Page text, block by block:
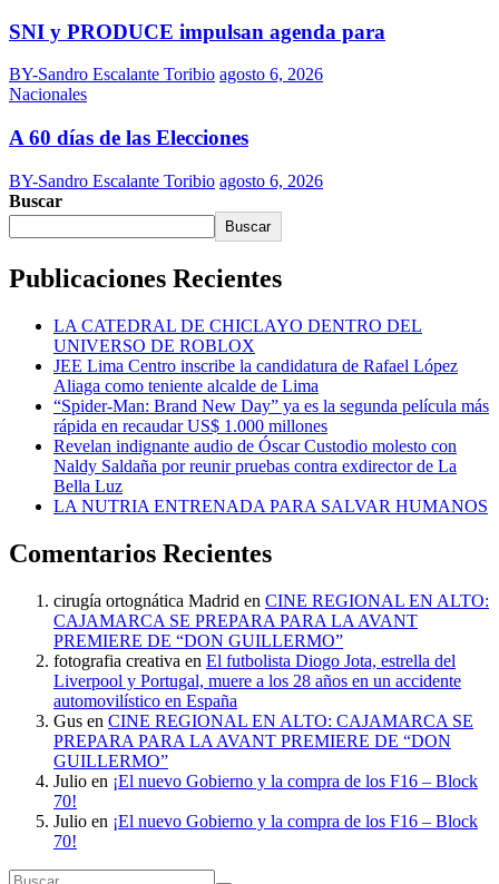
SNI y PRODUCE impulsan agenda para
BY-Sandro Escalante Toribio agosto 6, 2026
Nacionales
A 60 días de las Elecciones
BY-Sandro Escalante Toribio agosto 6, 2026
Buscar
Buscar
Publicaciones Recientes
LA CATEDRAL DE CHICLAYO DENTRO DEL
UNIVERSO DE ROBLOX
JEE Lima Centro inscribe la candidatura de Rafael López
Aliaga como teniente alcalde de Lima
“Spider-Man: Brand New Day” ya es la segunda película más
rápida en recaudar US$ 1.000 millones
Revelan indignante audio de Óscar Custodio molesto con
Naldy Saldaña por reunir pruebas contra exdirector de La
Bella Luz
LA NUTRIA ENTRENADA PARA SALVAR HUMANOS
Comentarios Recientes
cirugía ortognática Madrid en CINE REGIONAL EN ALTO:
CAJAMARCA SE PREPARA PARA LA AVANT
PREMIERE DE “DON GUILLERMO”
fotografia creativa en El futbolista Diogo Jota, estrella del
Liverpool y Portugal, muere a los 28 años en un accidente
automovilístico en España
Gus en CINE REGIONAL EN ALTO: CAJAMARCA SE
PREPARA PARA LA AVANT PREMIERE DE “DON
GUILLERMO”
Julio en ¡El nuevo Gobierno y la compra de los F16 – Block
70!
Julio en ¡El nuevo Gobierno y la compra de los F16 – Block
70!